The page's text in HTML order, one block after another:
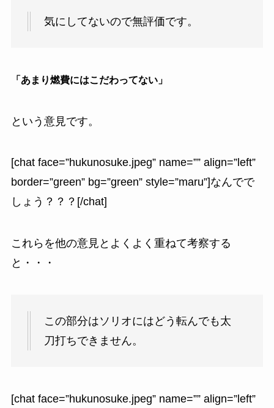
気にしてないので無評価です。
「あまり燃費にはこだわってない」
という意見です。
[chat face=”hukunosuke.jpeg” name=”” align=”left”
border=”green” bg=”green” style=”maru”]なんでで
しょう？？？[/chat]
これらを他の意見とよくよく重ねて考察する
と・・・
この部分はソリオにはどう転んでも太
刀打ちできません。
[chat face=”hukunosuke.jpeg” name=”” align=”left”